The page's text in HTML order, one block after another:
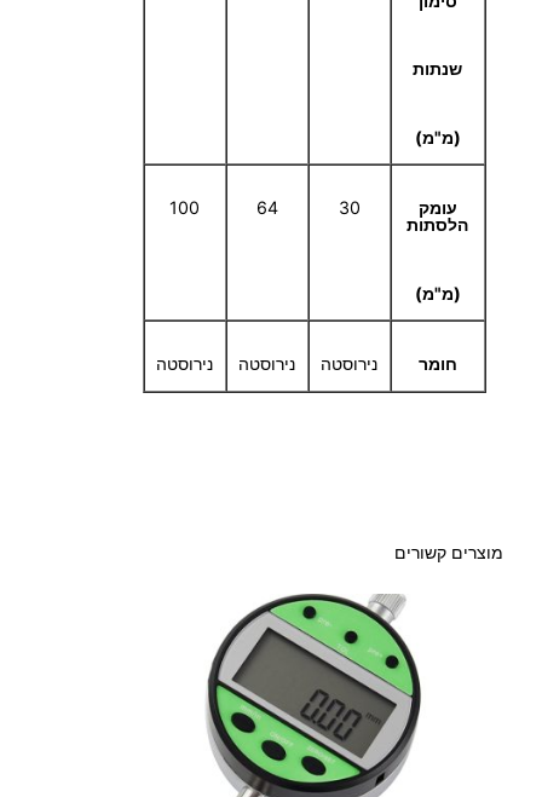
שנתות
(מ"מ)
עומק
הלסתות
(מ"מ)
30
64
100
חומר נירוסטה נירוסטה נירוסטה
מוצרים קשורים